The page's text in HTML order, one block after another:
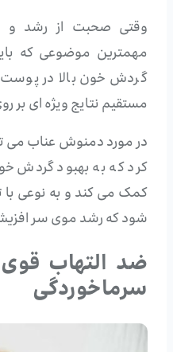
وقتی صحبت از رشد
مهمترین موضوعی که
گردش خون بالا در
مستقیم نتایج ویژه ای
در مورد دمنوش عناب می
کرد که به بهبود گردش
کمک می کند و به نوعی
شود که رشد موی سر
ضد التهاب
سرماخوردگی